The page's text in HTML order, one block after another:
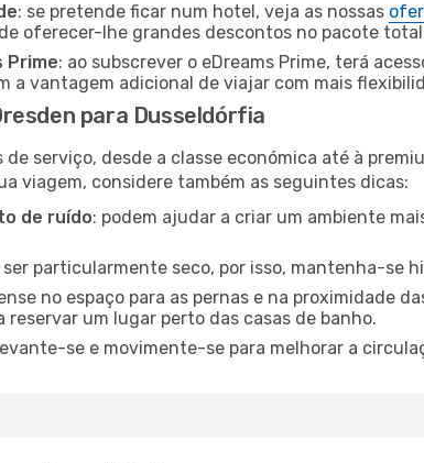
: se pretende ficar num hotel, veja as nossas
oferecer-lhe grandes descontos no pacote
Prime: ao subscrever o eDreams Prime, terá
a vantagem adicional de viajar com mais
para Dusseldórfia
serviço, desde a classe económica até à
viagem, considere também as seguintes dicas:
de ruído: podem ajudar a criar um ambiente
ser particularmente seco, por isso, mantenha-se
no espaço para as pernas e na proximidade
reservar um lugar perto das casas de banho.
se e movimente-se para melhorar a